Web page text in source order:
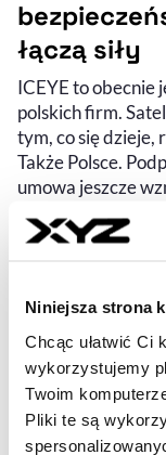
Niniejsza strona
Chcąc ułatwić Ci
wykorzystujemy
Twoim
Pliki te są
łączą siły
ICEYE to obecnie
polskich firm.
tym, co się dzieje,
Także Polsce.
umowa jeszcze
ŁUKASZ
- AUTOR ARTYKUŁU -